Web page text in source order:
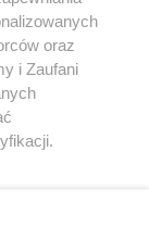
oraz
i Zaufani